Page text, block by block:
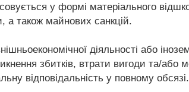
у формі матеріального
а також майнових санкцій.
діяльності або
збитків, втрати вигоди та/
відповідальність у повному обсязі.